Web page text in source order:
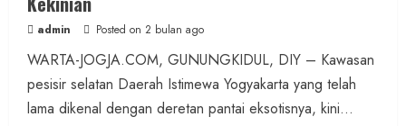
Sesuai Program Kerja
admin Posted on 4 jam ago
1 min read
admin Posted on 2 bulan ago
WARTA-JOGJA.COM, GUNUNGKIDUL, DIY – Kawasan
pesisir selatan Daerah Istimewa Yogyakarta yang telah
lama dikenal dengan deretan pantai eksotisnya, kini...